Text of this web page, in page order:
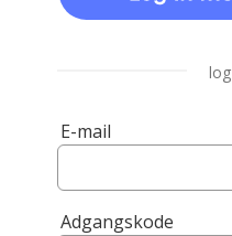
E-mail
Adgangskode